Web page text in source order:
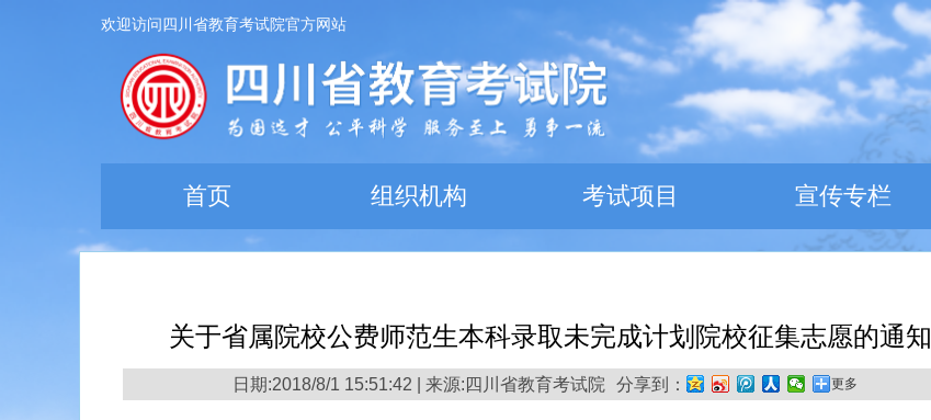
欢迎访问四川省教育考试院官方网站
首页 组织机构 考试项目 宣传专栏
关于省属院校公费师范生本科录取未完成计划院校征集志愿的通知
日期:2018/8/1 15:51:42 | 来源:四川省教育考试院 分享到： 更多